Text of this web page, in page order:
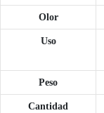
Olor
Uso
Peso
Cantidad